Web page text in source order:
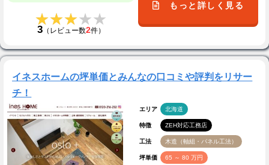
★★★★★
★★★★★
3（レビュー数2件）
もっと詳しく見る
イネスホームの坪単価とみんなの口コミや評判をリサー
チ！
エリア 北海道
特徴 ZEH対応工務店
工法 木造（軸組・パネル工法）
坪単価 65 ～ 80 万円